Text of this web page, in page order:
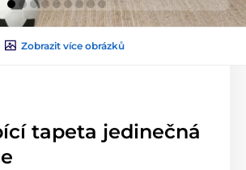
Zobrazit více obrázků
tapeta jedinečná